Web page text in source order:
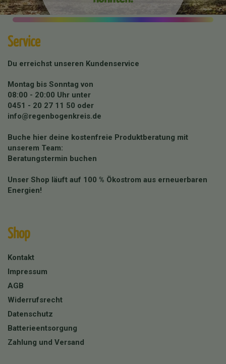
Service
Du erreichst unseren Kundenservice
Montag bis Sonntag von
08:00 - 20:00 Uhr unter
0451 - 20 27 11 50 oder
info@regenbogenkreis.de
Buche hier deine kostenfreie Produktberatung mit
unserem Team:
Beratungstermin buchen
Unser Shop läuft auf 100 % Ökostrom aus erneuerbaren
Energien!
Shop
Kontakt
Impressum
AGB
Widerrufsrecht
Datenschutz
Batterieentsorgung
Zahlung und Versand